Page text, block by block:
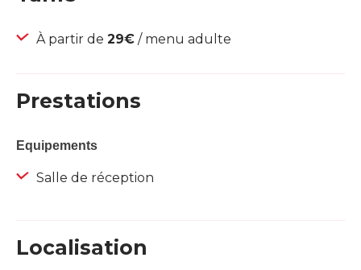
À partir de 29€ / menu adulte
Prestations
Equipements
Salle de réception
Localisation